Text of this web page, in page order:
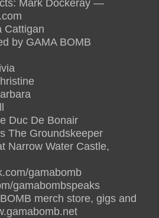
Mark Dockeray —
Cattigan
by GAMA BOMB
Duc De Bonair
The Groundskeeper
Narrow Water Castle,
gamabomb
gamabombspeaks
merch store, gigs and